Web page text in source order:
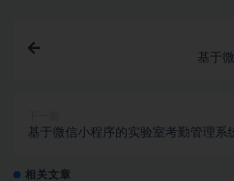
基于
基于微信小程序的实验室考勤管理系
相关文章